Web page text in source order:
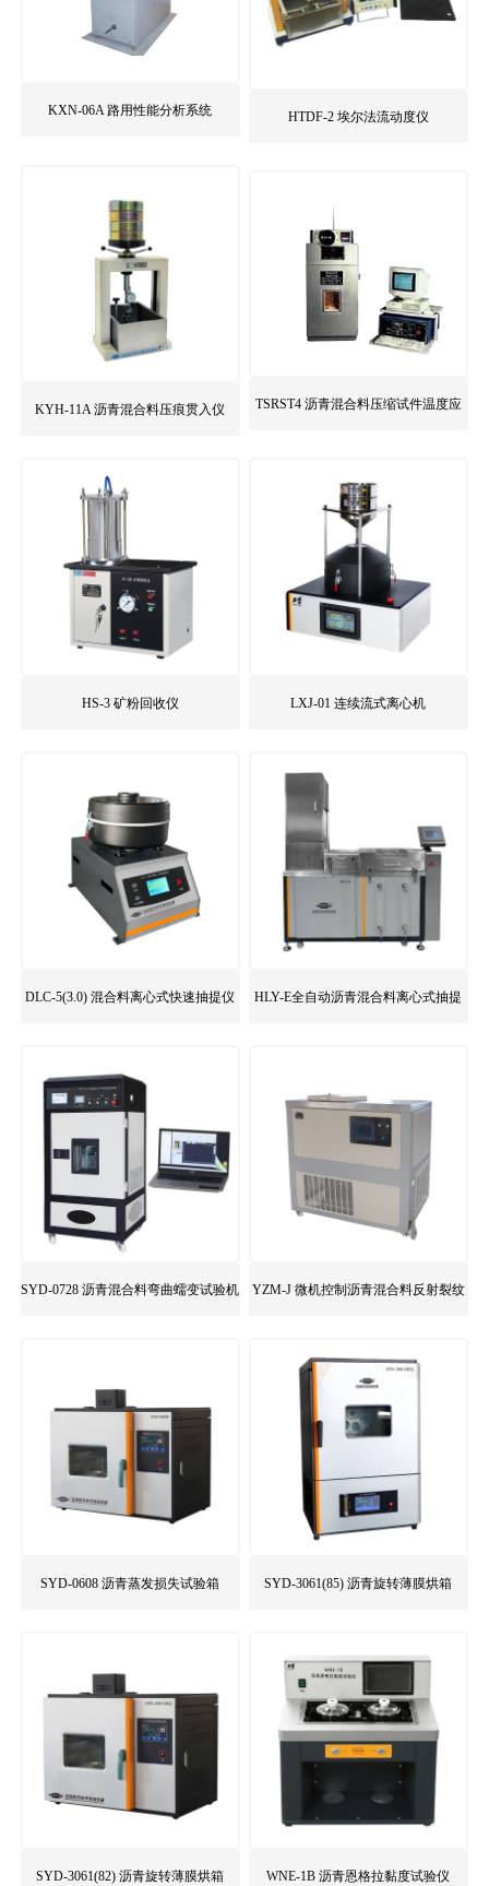
KXN-06A 路用性能分析系统 HTDF-2 埃尔法流动度仪
KYH-11A 沥青混合料压痕贯入仪 TSRST4 沥青混合料压缩试件温度应
HS-3 矿粉回收仪 LXJ-01 连续流式离心机
DLC-5(3.0) 混合料离心式快速抽提仪 HLY-E全自动沥青混合料离心式抽提
SYD-0728 沥青混合料弯曲蠕变试验机 YZM-J 微机控制沥青混合料反射裂纹
SYD-0608 沥青蒸发损失试验箱 SYD-3061(85) 沥青旋转薄膜烘箱
SYD-3061(82) 沥青旋转薄膜烘箱 WNE-1B 沥青恩格拉黏度试验仪